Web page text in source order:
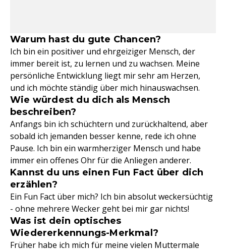
Warum hast du gute Chancen?
Ich bin ein positiver und ehrgeiziger Mensch, der
immer bereit ist, zu lernen und zu wachsen. Meine
persönliche Entwicklung liegt mir sehr am Herzen,
und ich möchte ständig über mich hinauswachsen.
Wie würdest du dich als Mensch
beschreiben?
Anfangs bin ich schüchtern und zurückhaltend, aber
sobald ich jemanden besser kenne, rede ich ohne
Pause. Ich bin ein warmherziger Mensch und habe
immer ein offenes Ohr für die Anliegen anderer.
Kannst du uns einen Fun Fact über dich
erzählen?
Ein Fun Fact über mich? Ich bin absolut weckersüchtig
- ohne mehrere Wecker geht bei mir gar nichts!
Was ist dein optisches
Wiedererkennungs-Merkmal?
Früher habe ich mich für meine vielen Muttermale